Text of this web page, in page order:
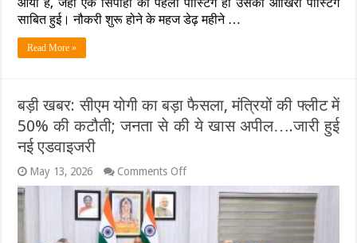
और
सीधे
में
खाकी
से
विदा
!
साबित हुई। नौकरी शुरू होने के महज डेढ़ महीने …
Read More »
बड़ी खबर: सीएम योगी का बड़ा फैसला, मंत्रियों की फ्लीट में
50% की कटौती; जनता से की ये खास अपील….जारी हुई
नई एडवाइजरी
May 13, 2026 Comments Offon
बड़ी